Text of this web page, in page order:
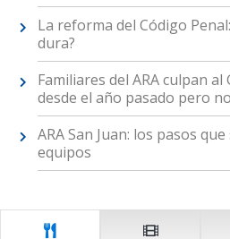
La reforma del Código
dura?
Familiares del ARA culpan
desde el año pasado pero
ARA San Juan: los pasos
equipos